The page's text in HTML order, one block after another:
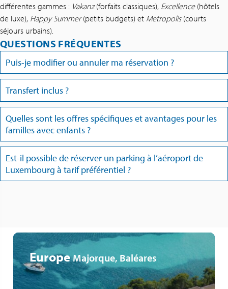
différentes gammes : Vakanz(forfaits classiques), Excellence(hôtels
de luxe), Happy Summer(petits budgets) et Metropolis(courts
séjours urbains).
QUESTIONS FRÉQUENTES
Puis-je modifier ou annuler ma réservation ?
Transfert inclus ?
Quelles sont les offres spécifiques et avantages pour les
familles avec enfants ?
Est-il possible de réserver un parking à l’aéroport de
Luxembourg à tarif préférentiel ?
Europe Majorque, Baléares